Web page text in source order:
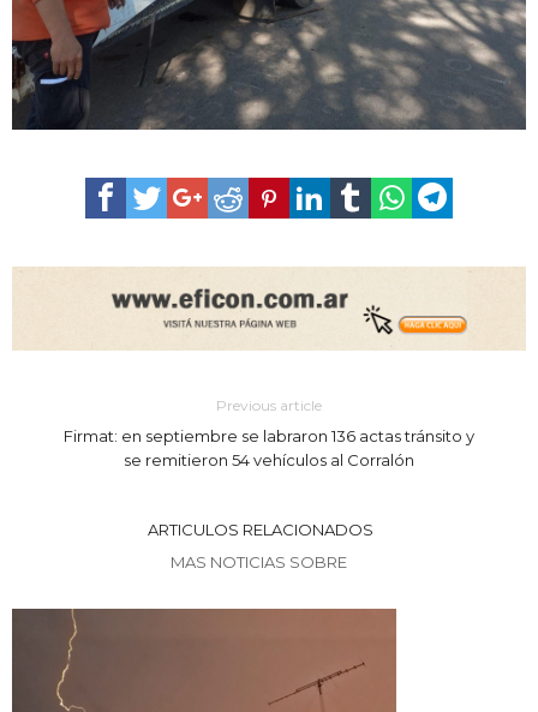
Previous article
Firmat: en septiembre se labraron 136 actas tránsito y
se remitieron 54 vehículos al Corralón
ARTICULOS RELACIONADOS
MAS NOTICIAS SOBRE